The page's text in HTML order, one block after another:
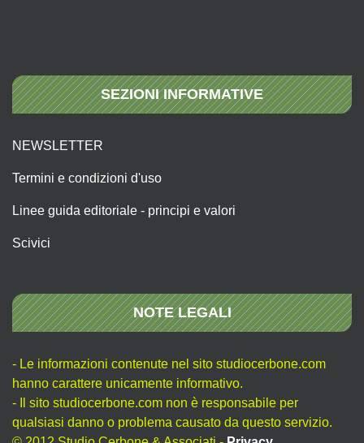
SEZIONI INFORMATIVE
NEWSLETTER
Termini e condizioni d'uso
Linee guida editoriale - principi e valori
Scivici
NOTE LEGALI
- Le informazioni contenute nel sito studiocerbone.com
hanno carattere unicamente informativo.
- Il sito studiocerbone.com non è responsabile per
qualsiasi danno o problema causato da questo servizio.